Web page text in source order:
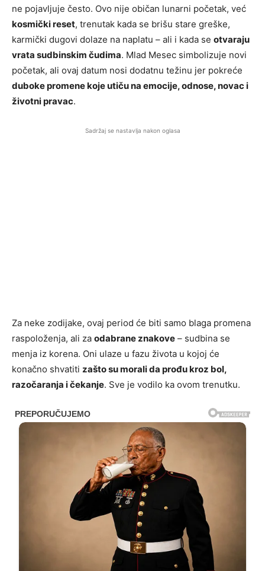
ne pojavljuje često. Ovo nije običan lunarni početak, već
kosmički reset, trenutak kada se brišu stare greške,
karmički dugovi dolaze na naplatu – ali i kada se otvaraju
vrata sudbinskim čudima. Mlad Mesec simbolizuje novi
početak, ali ovaj datum nosi dodatnu težinu jer pokreće
duboke promene koje utiču na emocije, odnose, novac i
životni pravac.
Sadržaj se nastavlja nakon oglasa
Za neke zodijake, ovaj period će biti samo blaga promena
raspoloženja, ali za odabrane znakove – sudbina se
menja iz korena. Oni ulaze u fazu života u kojoj će
konačno shvatiti zašto su morali da prođu kroz bol,
razočaranja i čekanje. Sve je vodilo ka ovom trenutku.